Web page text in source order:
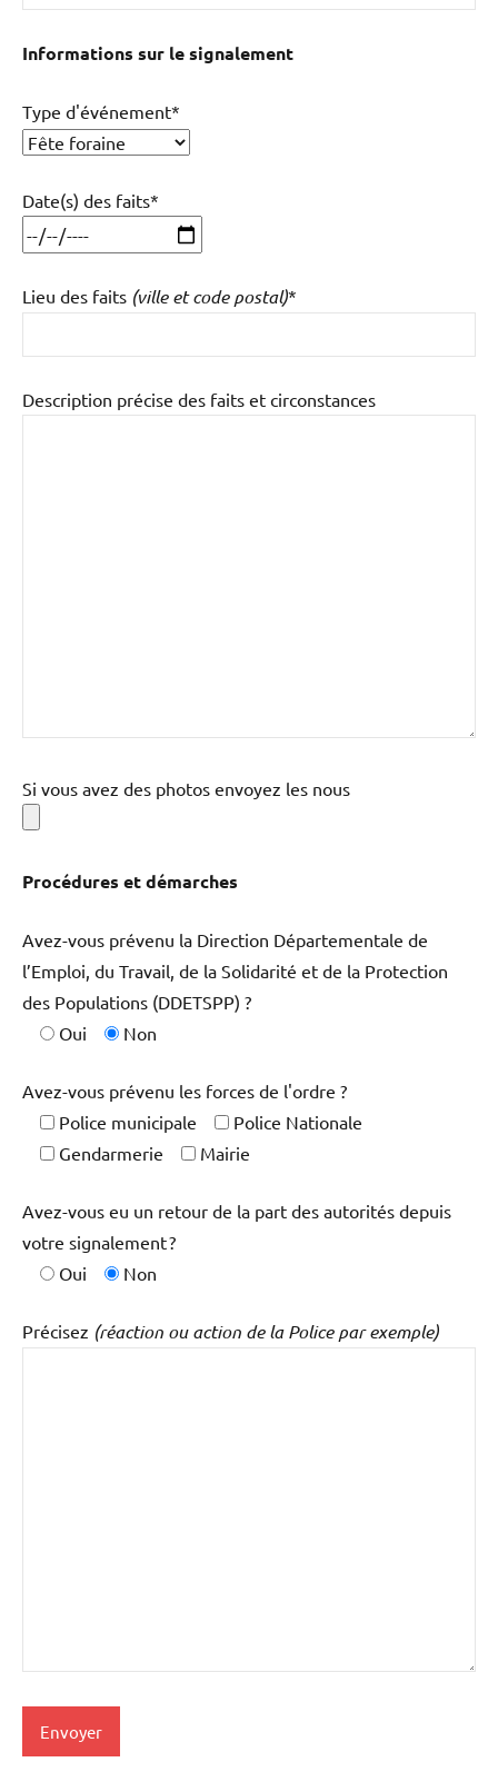
Informations sur le signalement
Type d'événement*
Date(s) des faits*
Lieu des faits (ville et code postal)*
Description précise des faits et circonstances
Si vous avez des photos envoyez les nous
Procédures et démarches
Avez-vous prévenu la Direction Départementale de
l’Emploi, du Travail, de la Solidarité et de la Protection
des Populations (DDETSPP) ?
Oui
Non
Avez-vous prévenu les forces de l'ordre ?
Police municipale
Police Nationale
Gendarmerie
Mairie
Avez-vous eu un retour de la part des autorités depuis
votre signalement ?
Oui
Non
Précisez (réaction ou action de la Police par exemple)